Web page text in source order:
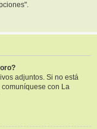
adjuntos. Si no está
con La